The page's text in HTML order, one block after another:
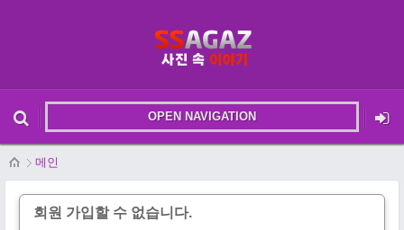
메뉴 건너뛰기
OPEN NAVIGATION
본문시작
메인
회원 가입할 수 없습니다.